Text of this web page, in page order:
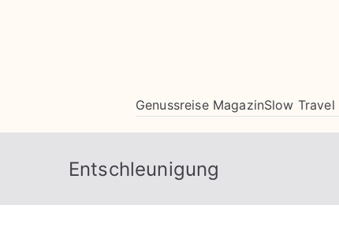
Genussreise MagazinSlow Travel
Entschleunigung